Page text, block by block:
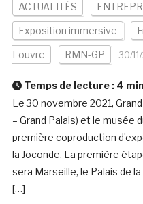
ACTUALITÉS
Exposition immersive
Louvre RMN-GP 30/
Temps de lecture : 4 min
Le 30 novembre 2021,
– Grand Palais) et le musée
première coproduction
la Joconde. La première
sera Marseille, le Palais de
[…]